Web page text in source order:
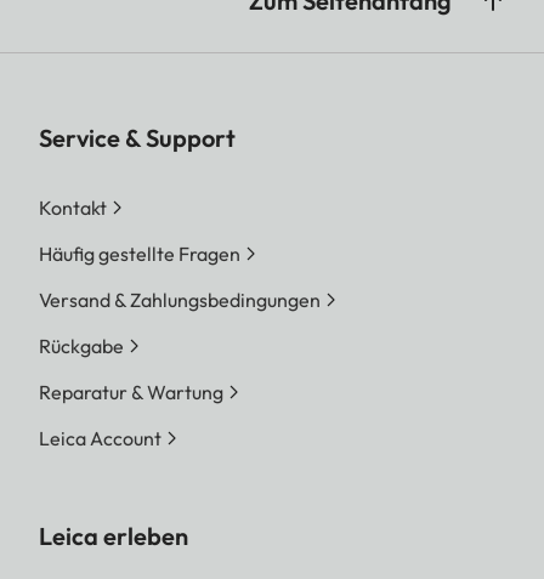
Service & Support
Kontakt
Häufig gestellte Fragen
Versand & Zahlungsbedingungen
Rückgabe
Reparatur & Wartung
Leica Account
Leica erleben